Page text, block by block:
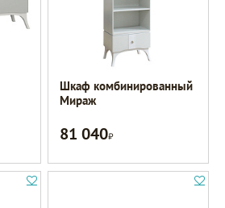
Шкаф комбинированный
Мираж
81 040Р